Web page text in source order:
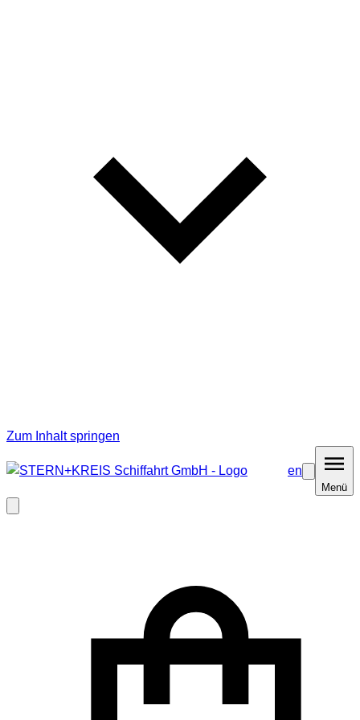
Zum Inhalt springen
en
MenüMenü
schließen